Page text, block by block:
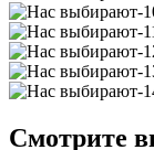
Смотрите